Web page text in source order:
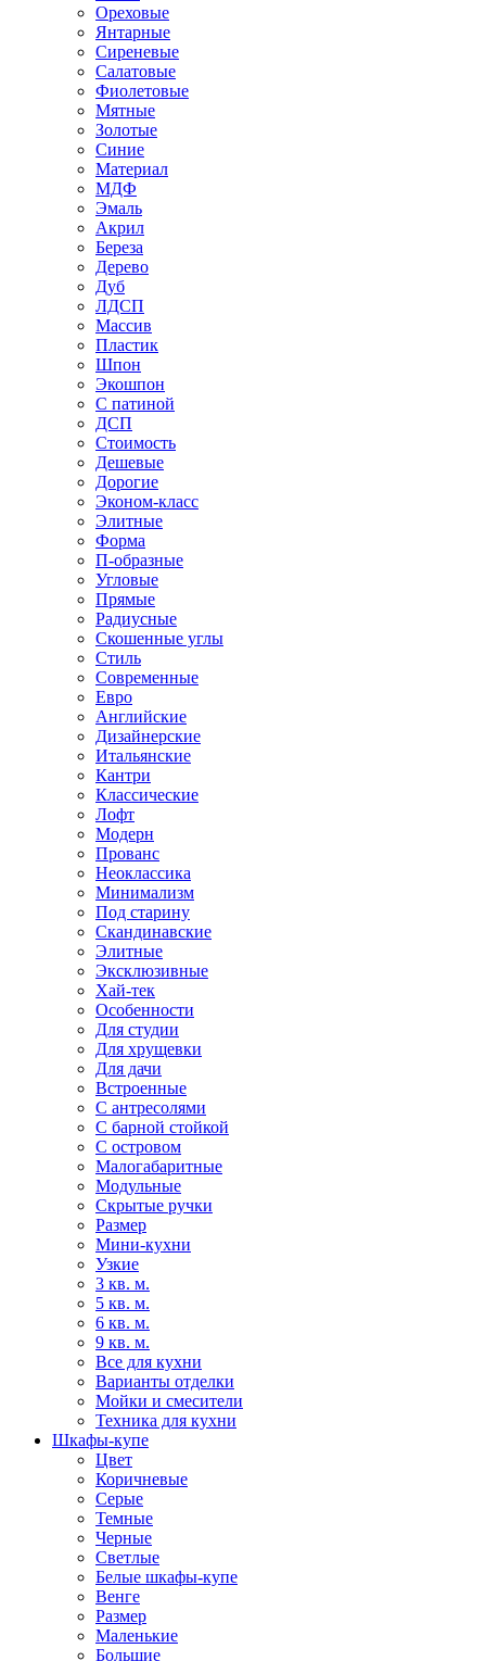
Ореховые
Янтарные
Сиреневые
Салатовые
Фиолетовые
Мятные
Золотые
Синие
Материал
МДФ
Эмаль
Акрил
Береза
Дерево
Дуб
ЛДСП
Массив
Пластик
Шпон
Экошпон
С патиной
ДСП
Стоимость
Дешевые
Дорогие
Эконом-класс
Элитные
Форма
П-образные
Угловые
Прямые
Радиусные
Скошенные углы
Стиль
Современные
Евро
Английские
Дизайнерские
Итальянские
Кантри
Классические
Лофт
Модерн
Прованс
Неоклассика
Минимализм
Под старину
Скандинавские
Элитные
Эксклюзивные
Хай-тек
Особенности
Для студии
Для хрущевки
Для дачи
Встроенные
С антресолями
С барной стойкой
С островом
Малогабаритные
Модульные
Скрытые ручки
Размер
Мини-кухни
Узкие
3 кв. м.
5 кв. м.
6 кв. м.
9 кв. м.
Все для кухни
Варианты отделки
Мойки и смесители
Техника для кухни
Шкафы-купе
Цвет
Коричневые
Серые
Темные
Черные
Светлые
Белые шкафы-купе
Венге
Размер
Маленькие
Большие